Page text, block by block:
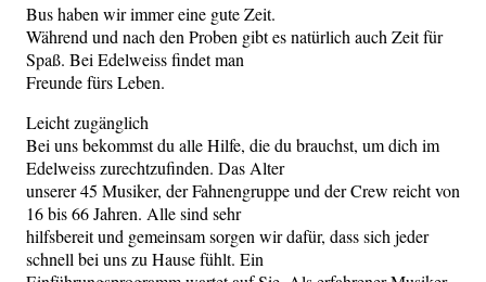
Bus haben wir immer eine gute Zeit.
Während und nach den Proben gibt es natürlich auch Zeit für
Spaß. Bei Edelweiss findet man
Freunde fürs Leben.
Leicht zugänglich
Bei uns bekommst du alle Hilfe, die du brauchst, um dich im
Edelweiss zurechtzufinden. Das Alter
unserer 45 Musiker, der Fahnengruppe und der Crew reicht von
16 bis 66 Jahren. Alle sind sehr
hilfsbereit und gemeinsam sorgen wir dafür, dass sich jeder
schnell bei uns zu Hause fühlt. Ein